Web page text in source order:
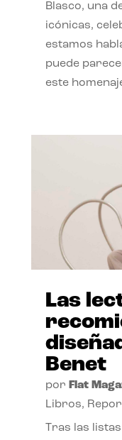
Blasco, una
icónicas,
estamos
puede
este
Las
Benet
por Flat
Libros,
Tras las